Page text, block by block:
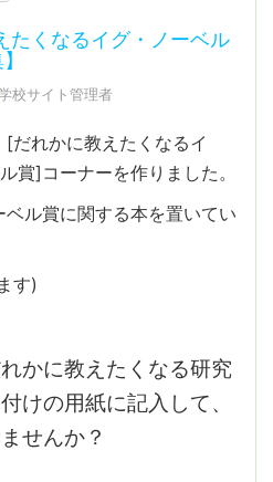
たくなるイグ・ノーベル
校サイト管理者
だれかに教えたくなるイ
賞]コーナーを作りました。
ル賞に関する本を置いてい
す)
かに教えたくなる研究
けの用紙に記入して、
せんか？